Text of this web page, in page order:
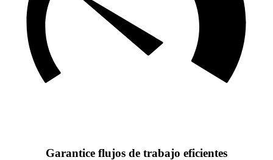
Garantice flujos de trabajo eficientes